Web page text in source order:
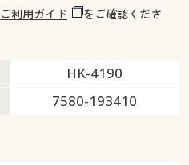
ご利用ガイド
をご確認くださ
HK-4190
7580-193410